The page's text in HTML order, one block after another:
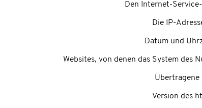
Den Internet-
Die IP-
Datum und
Websites, von denen das System des
Übertragene
Version des